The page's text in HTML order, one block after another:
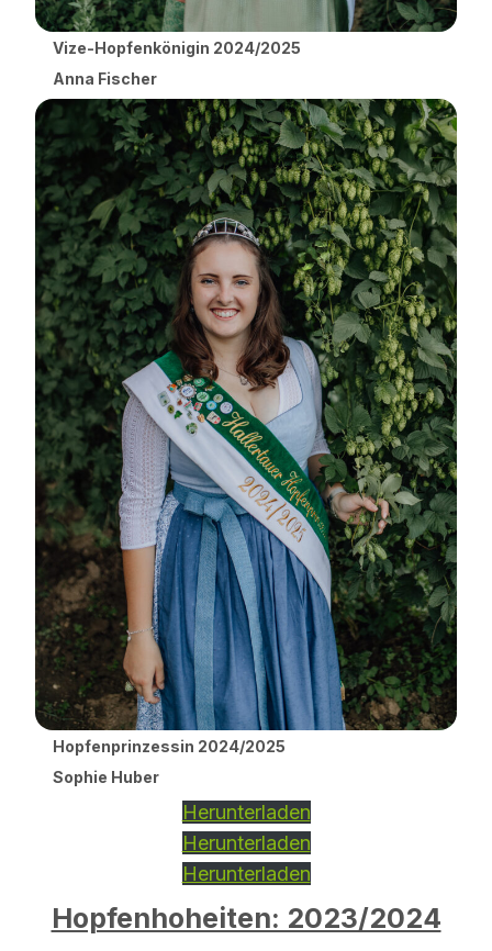
Vize-Hopfenkönigin 2024/2025
Anna Fischer
Hopfenprinzessin 2024/2025
Sophie Huber
Herunterladen
Herunterladen
Herunterladen
Hopfenhoheiten: 2023/2024